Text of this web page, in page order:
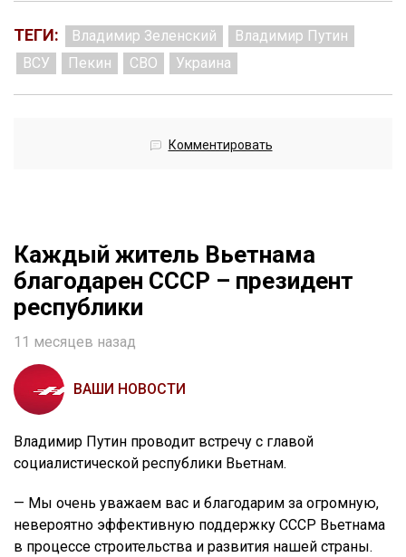
ТЕГИ: Владимир Зеленский
Владимир Путин
ВСУ
Пекин СВО Украина
Комментировать
Каждый житель Вьетнама
благодарен СССР – президент
республики
11 месяцев назад
ВАШИ НОВОСТИ
Владимир Путин проводит встречу с главой
социалистической республики Вьетнам.
— Мы очень уважаем вас и благодарим за огромную,
невероятно эффективную поддержку СССР Вьетнама
в процессе строительства и развития нашей страны.